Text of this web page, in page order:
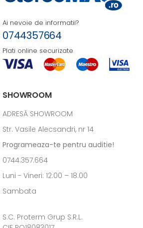
Ai nevoie de informatii?
0744357664
Plati online securizate
SHOWROOM
ADRESĂ SHOWROOM
Str. Vasile Alecsandri, nr 14
Programeaza-te pentru auditie!
0744.357.664
Luni - Vineri: 12:00 – 18.00
Sambata
S.C. Proterm Grup S.R.L.